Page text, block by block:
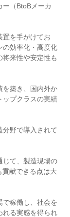
（BtoBメーカ
置を手がけてお
の効率化・高度化
来性や安定性も
を築き、国内外か
ップクラスの実績
野で導入されて
じて、製造現場の
献できる点は大
で稼働し、社会を
れる実感を得られ